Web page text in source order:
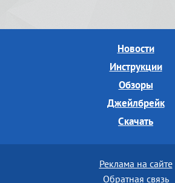
Новости
Инструкции
Обзоры
Джейлбрейк
Скачать
Реклама на сайте
Обратная связь